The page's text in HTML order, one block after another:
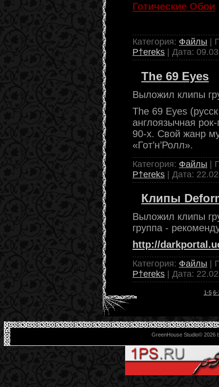
Готические Обои
Категория: Файлы |
P†ereks | Дата:
The 69 Eyes
Выложил клипы
The 69 Eyes
англоязычная
90-х. Свой жанр
«Гот’н’Ролл».
Категория: Файлы |
P†ereks | Дата:
Клипы
Выложил клипы
группа -
http://
Категория: Файлы |
P†ereks | Дата:
1-5 6-
GreenHouse Studio© 2026